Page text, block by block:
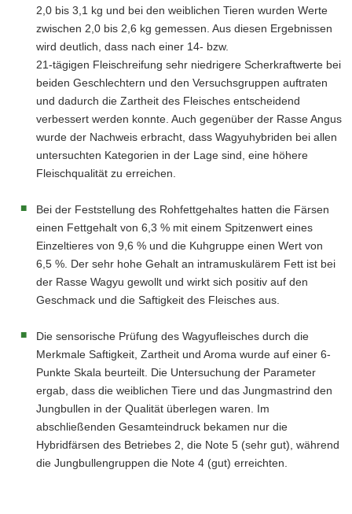
2,0 bis 3,1 kg und bei den weiblichen Tieren wurden Werte
zwischen 2,0 bis 2,6 kg gemessen. Aus diesen Ergebnissen
wird deutlich, dass nach einer 14- bzw.
21-tägigen Fleischreifung sehr niedrigere Scherkraftwerte bei
beiden Geschlechtern und den Versuchsgruppen auftraten
und dadurch die Zartheit des Fleisches entscheidend
verbessert werden konnte. Auch gegenüber der Rasse Angus
wurde der Nachweis erbracht, dass Wagyuhybriden bei allen
untersuchten Kategorien in der Lage sind, eine höhere
Fleischqualität zu erreichen.
Bei der Feststellung des Rohfettgehaltes hatten die Färsen
einen Fettgehalt von 6,3 % mit einem Spitzenwert eines
Einzeltieres von 9,6 % und die Kuhgruppe einen Wert von
6,5 %. Der sehr hohe Gehalt an intramuskulärem Fett ist bei
der Rasse Wagyu gewollt und wirkt sich positiv auf den
Geschmack und die Saftigkeit des Fleisches aus.
Die sensorische Prüfung des Wagyufleisches durch die
Merkmale Saftigkeit, Zartheit und Aroma wurde auf einer 6-
Punkte Skala beurteilt. Die Untersuchung der Parameter
ergab, dass die weiblichen Tiere und das Jungmastrind den
Jungbullen in der Qualität überlegen waren. Im
abschließenden Gesamteindruck bekamen nur die
Hybridfärsen des Betriebes 2, die Note 5 (sehr gut), während
die Jungbullengruppen die Note 4 (gut) erreichten.